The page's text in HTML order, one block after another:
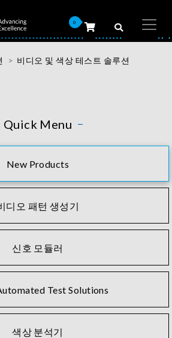
0
비디오 및 색상 테스트 솔루션
Quick Menu
New Products
디오 패턴 생성기
신호 모듈러
Test Solutions
색상 분석기